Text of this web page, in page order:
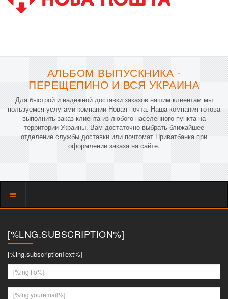
АЛЬБОМ ВЫПУСКНИКА -
ПЕРЕЩЕПИНО И ВСЯ УКРАИНА
Для быстрой и надежной доставки заказов нашим клиентам мы
пользуемся услугами компании Новая почта. Наша компания готова
выполнить заказ клиента из любого населенного пункта на
территории Украины. Вам достаточно выбрать ближайшее
отделение службы доставки или почтомат Приватбанка при
оформлении заказа на сайте.
Показать
[%LNG.SUBSCRIPTION%]
[%lng.subscriptionText%]
[%lng.fio%]
[%lng.youremail%]